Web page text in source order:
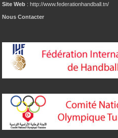
Site Web : http://www.federationhandball.tn/
Nous Contacter